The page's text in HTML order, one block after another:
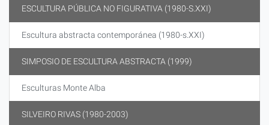
ESCULTURA PÚBLICA NO FIGURATIVA (1980-S.XXI)
Escultura abstracta contemporánea (1980-s.XXI)
SIMPOSIO DE ESCULTURA ABSTRACTA (1999)
Esculturas Monte Alba
SILVEIRO RIVAS (1980-2003)